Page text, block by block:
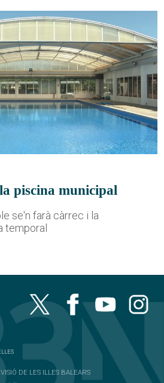
piscina municipal
se'n farà càrrec i la
temporal
DE LES ILLES BALEARS